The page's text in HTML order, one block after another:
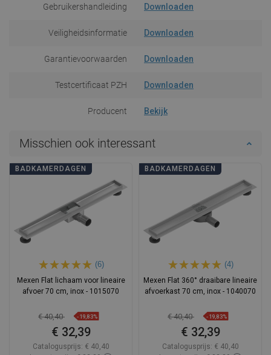
Gebruikershandleiding Downloaden
Veiligheidsinformatie Downloaden
Garantievoorwaarden Downloaden
Testcertificaat PZH Downloaden
Producent Bekijk
Misschien ook interessant
BADKAMERDAGEN
(6)
Mexen Flat lichaam voor lineaire
afvoer 70 cm, inox - 1015070
€ 40,40 -19,83%
€ 32,39
Catalogusprijs: € 40,40
BADKAMERDAGEN
(4)
Mexen Flat 360° draaibare lineaire
afvoerkast 70 cm, inox - 1040070
€ 40,40 -19,83%
€ 32,39
Catalogusprijs: € 40,40